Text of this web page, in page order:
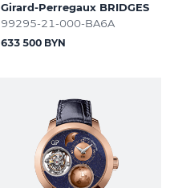
Girard-Perregaux BRIDGES
99295-21-000-BA6A
633 500 BYN